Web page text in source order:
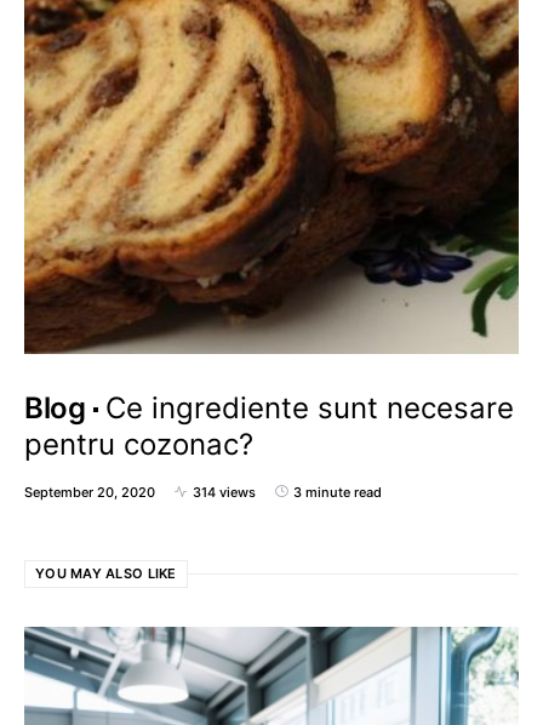
Blog
Ce ingrediente sunt necesare
pentru cozonac?
September 20, 2020 314 views 3 minute read
YOU MAY ALSO LIKE